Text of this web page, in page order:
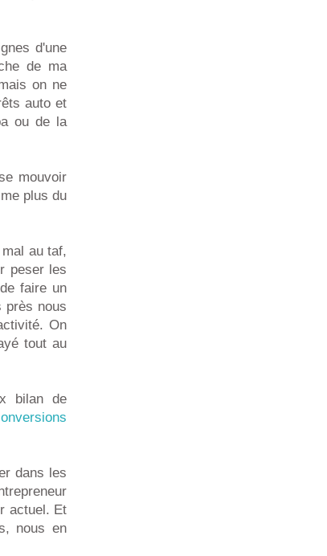
d'une
de ma
on ne
auto et
ou de la
mouvoir
plus du
au taf,
peser les
faire un
près nous
On
tout au
bilan de
dans les
actuel. Et
nous en